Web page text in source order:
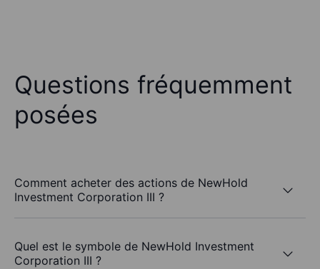
Questions fréquemment
posées
Comment acheter des actions de NewHold
Investment Corporation III ?
Quel est le symbole de NewHold Investment
Corporation III ?